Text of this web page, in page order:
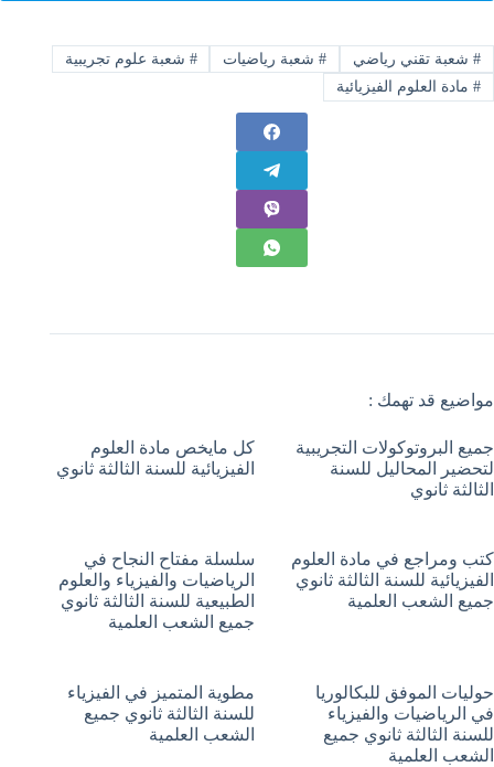
#شعبة تقني رياضي #شعبة رياضيات # شعبة علوم تجريبية
#مادة العلوم الفيزيائية
مواضيع قد تهمك :
جميع البروتوكولات التجريبية
لتحضير المحاليل للسنة
الثالثة ثانوي
كل مايخص مادة العلوم
الفيزيائية للسنة الثالثة ثانوي
كتب ومراجع في مادة العلوم
الفيزيائية للسنة الثالثة ثانوي
جميع الشعب العلمية
سلسلة مفتاح النجاح في
الرياضيات والفيزياء والعلوم
الطبيعية للسنة الثالثة ثانوي
جميع الشعب العلمية
حوليات الموفق للبكالوريا
في الرياضيات والفيزياء
للسنة الثالثة ثانوي جميع
الشعب العلمية
مطوية المتميز في الفيزياء
للسنة الثالثة ثانوي جميع
الشعب العلمية